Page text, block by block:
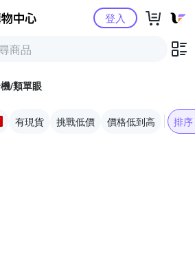
Yahoo購物中心登入
/類單眼
有現貨 挑戰低價 價格低到高 排序